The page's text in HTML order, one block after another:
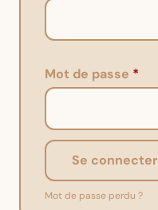
Mot de passe *
Se connecter
Mot de passe perdu ?